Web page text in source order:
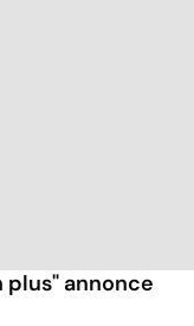
annonce